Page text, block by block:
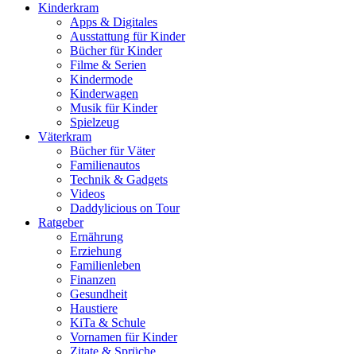
Kinderkram
Apps & Digitales
Ausstattung für Kinder
Bücher für Kinder
Filme & Serien
Kindermode
Kinderwagen
Musik für Kinder
Spielzeug
Väterkram
Bücher für Väter
Familienautos
Technik & Gadgets
Videos
Daddylicious on Tour
Ratgeber
Ernährung
Erziehung
Familienleben
Finanzen
Gesundheit
Haustiere
KiTa & Schule
Vornamen für Kinder
Zitate & Sprüche